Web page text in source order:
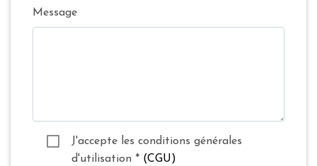
Message
J'accepte les conditions générales
d'utilisation * (CGU)